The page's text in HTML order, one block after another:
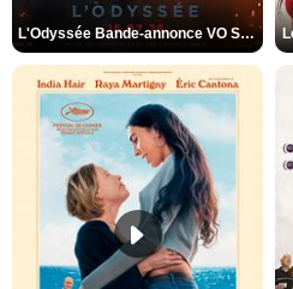
L'Odyssée Bande-annonce VO STFR